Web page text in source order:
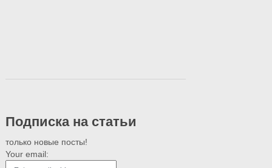
Подписка на статьи
только новые посты!
Your email: